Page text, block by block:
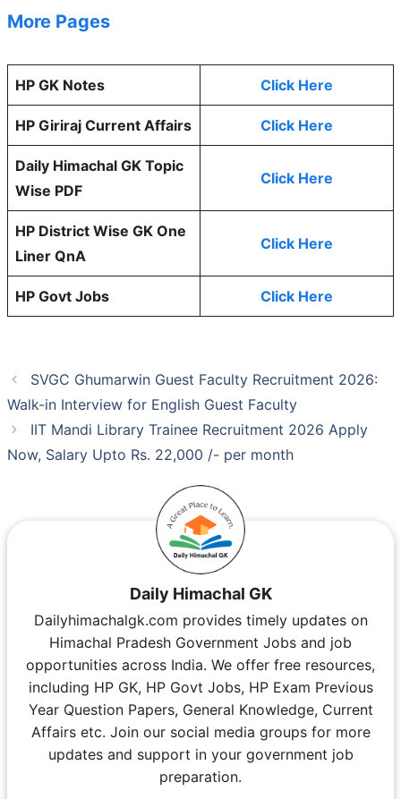
More Pages
HP GK Notes Click Here
HP Giriraj Current Affairs Click Here
Daily Himachal GK Topic
Wise PDF
Click Here
HP District Wise GK One
Liner QnA
Click Here
HP Govt Jobs Click Here
SVGC Ghumarwin Guest Faculty Recruitment 2026:
Walk-in Interview for English Guest Faculty
IIT Mandi Library Trainee Recruitment 2026 Apply
Now, Salary Upto Rs. 22,000 /- per month
Daily Himachal GK
Dailyhimachalgk.com provides timely updates on
Himachal Pradesh Government Jobs and job
opportunities across India. We offer free resources,
including HP GK, HP Govt Jobs, HP Exam Previous
Year Question Papers, General Knowledge, Current
Affairs etc. Join our social media groups for more
updates and support in your government job
preparation.